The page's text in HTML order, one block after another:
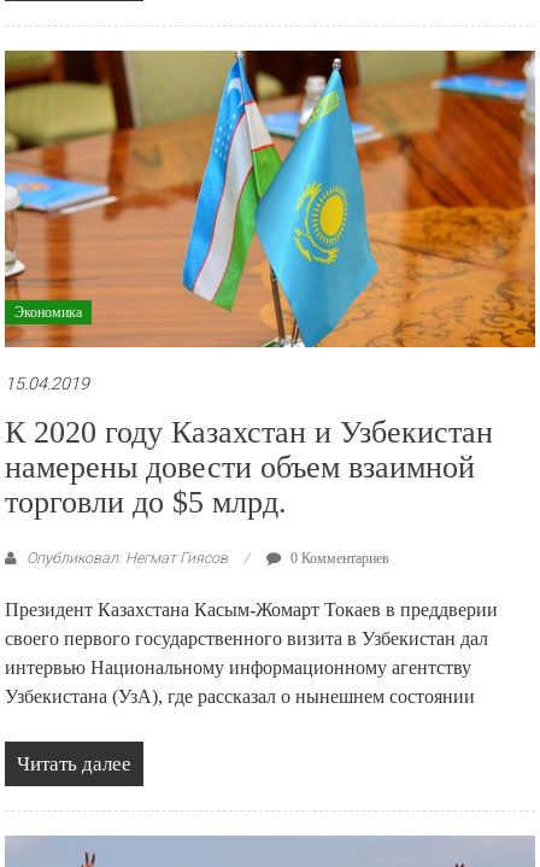
Экономика
15.04.2019
К 2020 году Казахстан и Узбекистан
намерены довести объем взаимной
торговли до $5 млрд.
Опубликовал: Негмат Гиясов 0 Комментариев
Президент Казахстана Касым-Жомарт Токаев в преддверии
своего первого государственного визита в Узбекистан дал
интервью Национальному информационному агентству
Узбекистана (УзА), где рассказал о нынешнем состоянии
Читать далее